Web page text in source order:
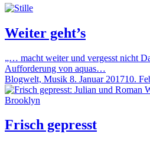
Weiter geht’s
„… macht weiter und vergesst nicht
Aufforderung von aquas…
Blogwelt, Musik 8. Januar 201710.
Frisch gepresst